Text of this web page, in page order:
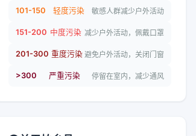
101-150 轻度污染 敏感人群减少户外活动
151-200 中度污染 减少户外活动，佩戴口罩
201-300 重度污染 避免户外活动，关闭门窗
>300 严重污染 停留在室内，减少通风